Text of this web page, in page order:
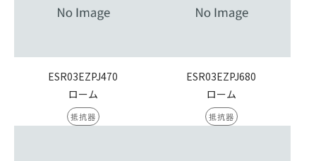
ESR03EZPJ470
ローム
抵抗器
ESR03EZPJ680
ローム
抵抗器